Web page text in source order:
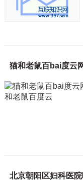
猫和老鼠百bai度云